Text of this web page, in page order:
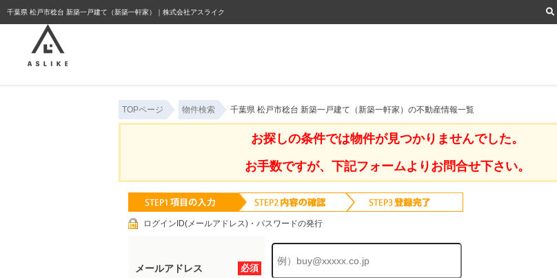
千葉県 松戸市稔台 新築一戸建て（新築一軒家）｜株式会社アスライク
TOPページ 物件検索 千葉県 松戸市稔台 新築一戸建て（新築一軒家）の不動産情報一覧
お探しの条件では物件が見つかりませんでした。
お手数ですが、下記フォームよりお問合せ下さい。
ログインID(メールアドレス)・パスワードの発行
必須
メールアドレス